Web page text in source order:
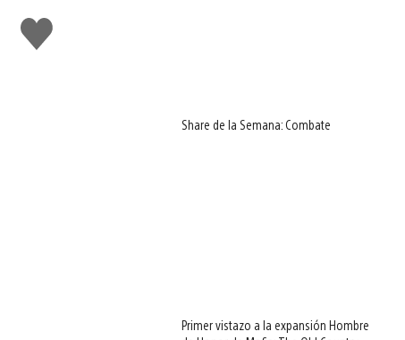
Me
gusta
Share de la Semana: Combate
Primer vistazo a la expansión Hombre